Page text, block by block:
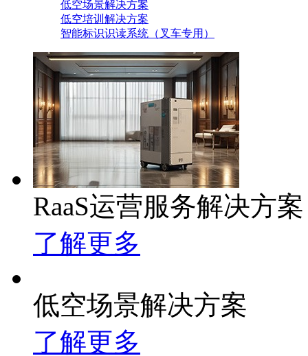
低空场景解决方案
低空培训解决方案
智能标识识读系统（叉车专用）
RaaS运营服务解决方案
了解更多
低空场景解决方案
了解更多